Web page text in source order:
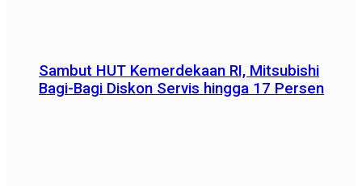
Sambut HUT Kemerdekaan RI, Mitsubishi
Bagi-Bagi Diskon Servis hingga 17 Persen